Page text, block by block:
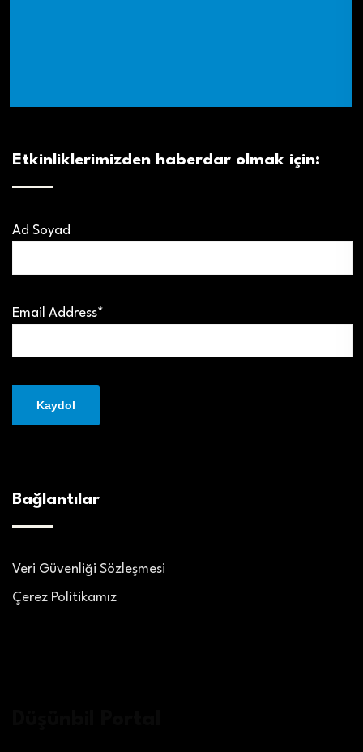
Etkinliklerimizden haberdar olmak için:
Ad Soyad
Email Address*
Bağlantılar
Veri Güvenliği Sözleşmesi
Çerez Politikamız